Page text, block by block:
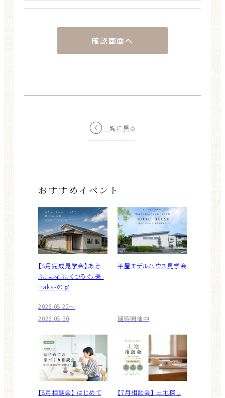
一覧に戻る
おすすめイベント
【8月完成見学会】あそ
ぶ、まなぶ、くつろぐ。甍-
Iraka-の家
2026.08.22～
2026.08.30
平屋モデルハウス見学会
随時開催中
【8月相談会】 はじめて
【7月相談会】 土地探し